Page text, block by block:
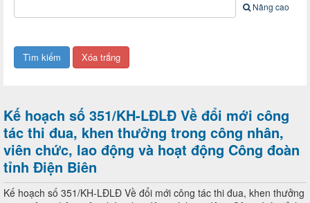
Nâng cao
Kế hoạch số 351/KH-LĐLĐ Về đổi mới công
tác thi đua, khen thưởng trong công nhân,
viên chức, lao động và hoạt động Công đoàn
tỉnh Điện Biên
Kế hoạch số 351/KH-LĐLĐ Về đổi mới công tác thi đua, khen thưởng